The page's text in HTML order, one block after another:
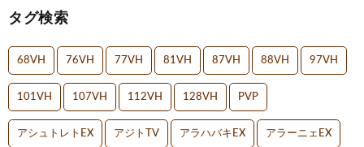
タグ検索
68VH 76VH 77VH 81VH 87VH 88VH 97VH
101VH 107VH 112VH 128VH PVP
アシュトレトEX アジトTV アラハバキEX アラーニェEX